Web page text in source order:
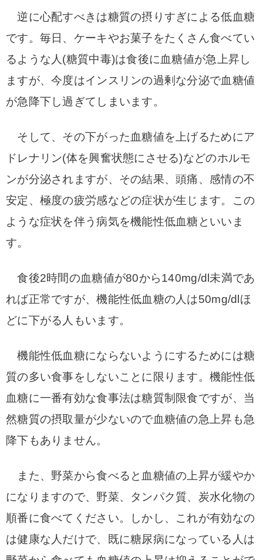
逆に心配すべきは糖質の摂りすぎによる低血糖
です。 毎日、ケーキやお菓子をたくさん食べてい
るような人(糖質中毒)は食後に血糖値が急上昇し
ますが、今度はインスリンの過剰な分泌で血糖値
が急降下し過ぎてしまいます。
そして、その下がった血糖値を上げるためにア
ドレナリン(体を興奮状態にさせる)などのホルモ
ンが分泌されますが、 その結果、頭痛、感情の不
安定、極度の疲労感などの症状が生じます。
この
ような症状を伴う病気を機能性低血糖といいま
す。
食後2時間の血糖値が80から140mg/dl未満であ
れば正常ですが、機能性低血糖の人は50mg/dlほ
どに下がる人もいます。
機能性低血糖にならないようにするためには糖
質の多い食事をしないことに限ります。機能性低
血糖に一番有効な食事法は糖質制限食ですが、当
然糖質の摂取量が少ないので血糖値の急上昇も急
降下もありません。
また、野菜から食べると血糖値の上昇が緩やか
になりますので、野菜、タンパク質、炭水化物の
順番に食べてください。
しかし、これが有効なの
は健康な人だけで、既に糖尿病になっている人は